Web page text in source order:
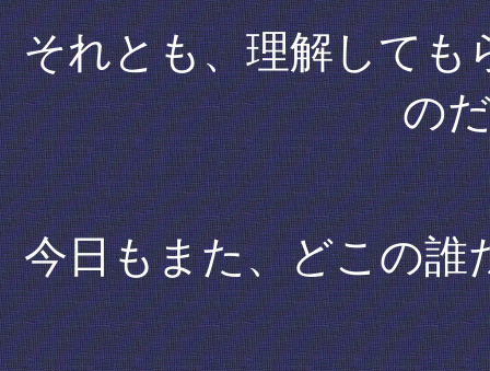
それとも、理解しても
の
今日もまた、どこの誰